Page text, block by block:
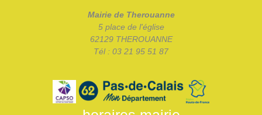
Mairie de Therouanne
5 place de l'église
62129 THEROUANNE
Tél : 03 21 95 51 87